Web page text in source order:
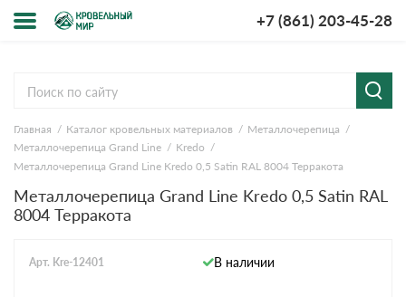
+7 (861) 203-45-28
компании
и оплата
Главная Каталог кровельных материалов
Металлочерепица
Металлочерепица Grand Line
Kredo
Металлочерепица Grand Line Kredo 0,5 Satin RAL 8004 Терракота
Металлочерепица Grand Line Kredo 0,5 Satin RAL
8004 Терракота
Арт. Kre-12401 В наличии